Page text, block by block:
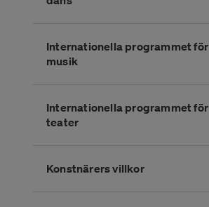
Internationella programmet för
musik
Internationella programmet för
teater
Konstnärers villkor